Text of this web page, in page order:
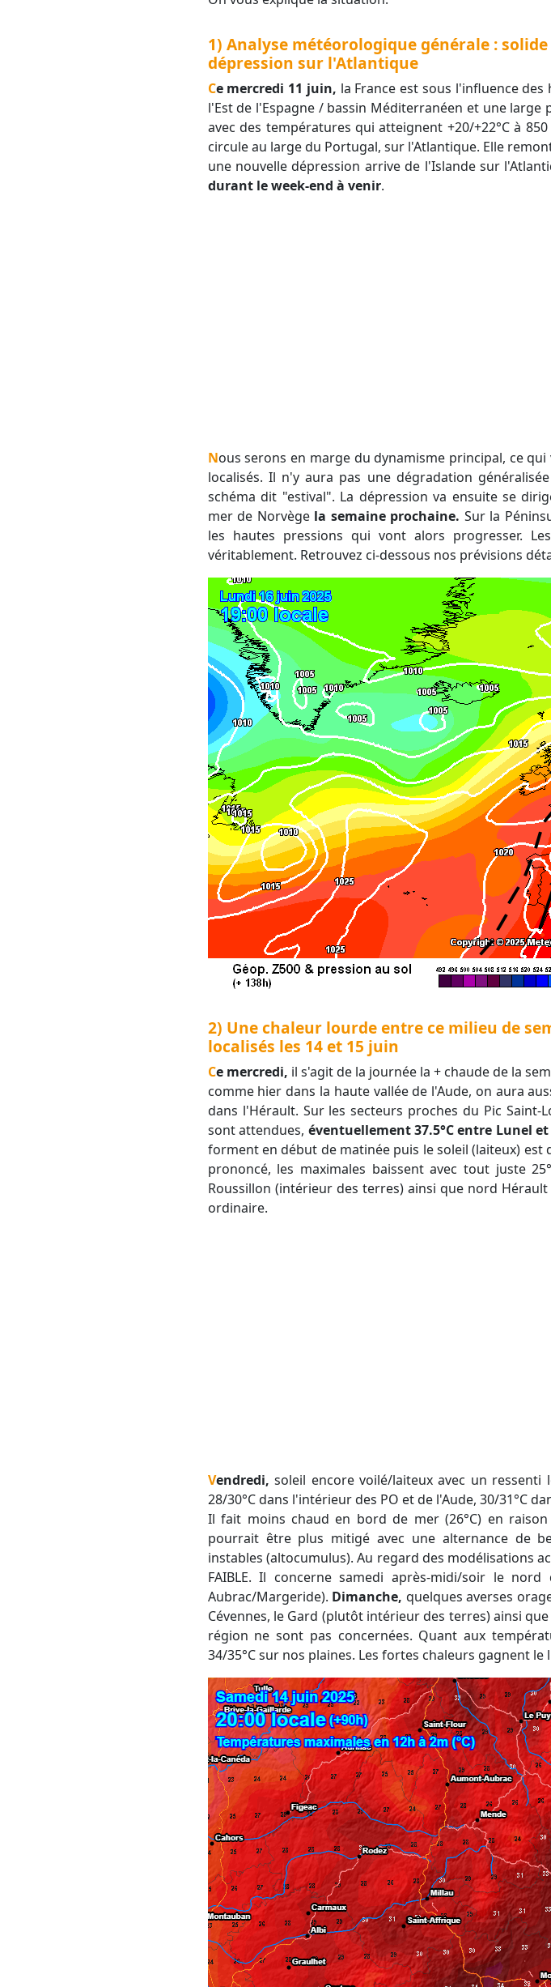
1) Analyse météorologique générale :
dépression sur l'Atlantique
Ce mercredi 11 juin, la France est sous l'influence
l'Est de l'Espagne / bassin Méditerranéen et une
avec des températures qui atteignent +20/+22°C à
circule au large du Portugal, sur l'Atlantique. Elle
une nouvelle dépression arrive de l'Islande sur
durant le week-end à venir.
Nous serons en marge du dynamisme principal, ce qui veut dire que les orages qui vont se former vont être
localisés. Il n'y aura pas une dégradation
schéma dit "estival". La dépression va ensuite se
mer de Norvège la semaine prochaine. Sur la
les hautes pressions qui vont alors progresser.
véritablement. Retrouvez ci-dessous nos prévisions
2) Une chaleur lourde entre ce milieu de
localisés les 14 et 15 juin
Ce mercredi, il s'agit de la journée la + chaude de la
comme hier dans la haute vallée de l'Aude, on aura
dans l'Hérault. Sur les secteurs proches du Pic Saint-
sont attendues, éventuellement 37.5°C entre Lunel
forment en début de matinée puis le soleil (laiteux)
prononcé, les maximales baissent avec tout juste
Roussillon (intérieur des terres) ainsi que nord
ordinaire.
Vendredi, soleil encore voilé/laiteux avec un ressenti
28/30°C dans l'intérieur des PO et de l'Aude, 30/31°C
Il fait moins chaud en bord de mer (26°C) en
pourrait être plus mitigé avec une alternance de
instables (altocumulus). Au regard des modélisations
FAIBLE. Il concerne samedi après-midi/soir le
Aubrac/Margeride). Dimanche, quelques averses
Cévennes, le Gard (plutôt intérieur des terres) ainsi
région ne sont pas concernées. Quant aux
34/35°C sur nos plaines. Les fortes chaleurs gagnent